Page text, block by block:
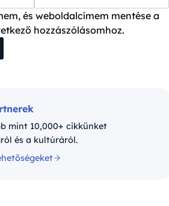
és weboldalcímem mentése a
hozzászólásomhoz.
mint 10,000+ cikkünket
és a kultúráról.